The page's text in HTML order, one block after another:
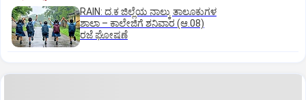
RAIN: ದ.ಕ ಜಿಲ್ಲೆಯ ನಾಲ್ಕು ತಾಲೂಕುಗಳ
ಶಾಲಾ – ಕಾಲೇಜಿಗೆ ಶನಿವಾರ (ಆ.08)
ರಜೆ ಘೋಷಣೆ